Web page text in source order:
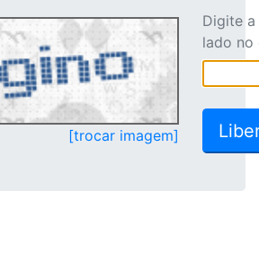
[trocar imagem]
Digite
lado no